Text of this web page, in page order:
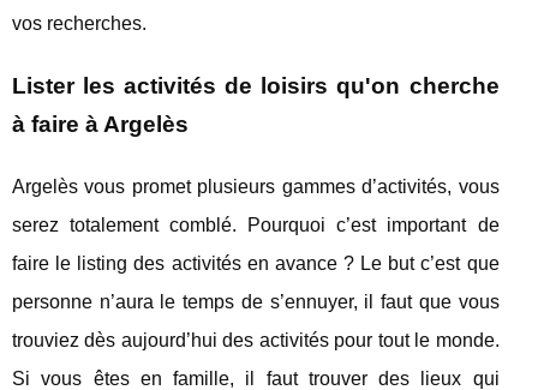
vos recherches.
Lister les activités de loisirs qu'on cherche
à faire à Argelès
Argelès vous promet plusieurs gammes d’activités, vous
serez totalement comblé. Pourquoi c’est important de
faire le listing des activités en avance ? Le but c’est que
personne n’aura le temps de s’ennuyer, il faut que vous
trouviez dès aujourd’hui des activités pour tout le monde.
Si vous êtes en famille, il faut trouver des lieux qui